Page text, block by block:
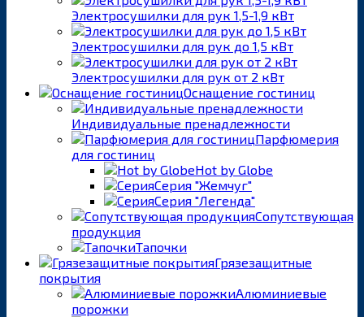
Электросушилки для рук 1,5-1,9 кВт
Электросушилки для рук до 1,5 кВт
Электросушилки для рук от 2 кВт
Оснащение гостиниц
Индивидуальные пренадлежности
Парфюмерия
для гостиниц
Hot by Globe
Серия "Жемчуг"
Серия "Легенда"
Сопутствующая
продукция
Тапочки
Грязезащитные
покрытия
Алюминиевые
порожки